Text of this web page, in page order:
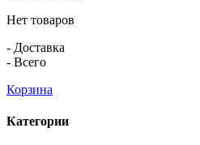
Нет товаров
- Доставка
- Всего
Корзина
Категории